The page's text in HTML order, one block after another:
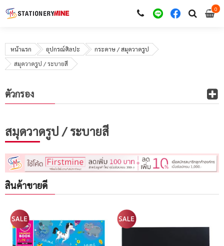
00
หน้าแรก อุปกรณ์ศิลปะ
กระดาษ / สมุดวาดรูป
สมุดวาดรูป / ระบายสี
สมุดวาดรูป / ระบายสี
สินค้าขายดี
ตัวกรอง